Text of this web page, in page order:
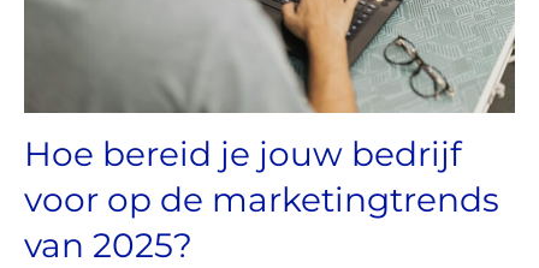
Hoe bereid je jouw bedrijf
voor op de marketingtrends
van 2025?